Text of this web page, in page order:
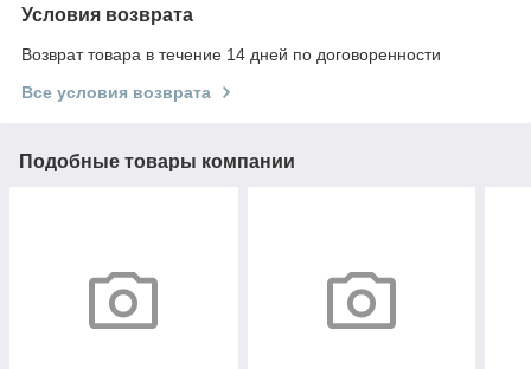
Условия возврата
Возврат товара в течение 14 дней по договоренности
Все условия возврата
Подобные товары компании